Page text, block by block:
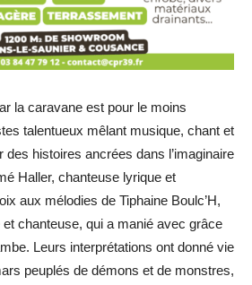
la caravane est pour le moins
talentueux mêlant musique, chant et
histoires ancrées dans l’imaginaire
Haller, chanteuse lyrique et
aux mélodies de Tiphaine Boulc’H,
chanteuse, qui a manié avec grâce
Leurs interprétations ont donné vie
peuplés de démons et de monstres,